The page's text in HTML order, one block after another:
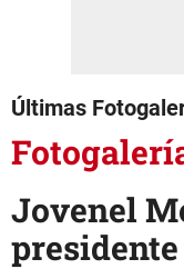
Últimas
Jovenel